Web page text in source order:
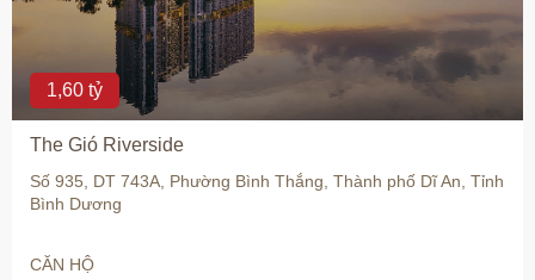
1,60 tỷ
The Gió Riverside
Số 935, DT 743A, Phường Bình Thắng, Thành phố Dĩ An, Tỉnh
Bình Dương
CĂN HỘ